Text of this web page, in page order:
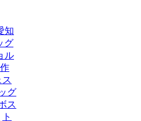
知
グ
ル
グ
ス
ト